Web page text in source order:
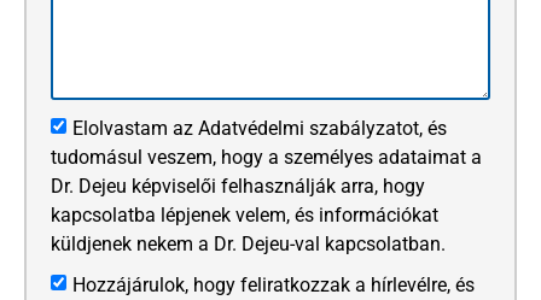
Elolvastam az Adatvédelmi szabályzatot, és
tudomásul veszem, hogy a személyes adataimat a
Dr. Dejeu képviselői felhasználják arra, hogy
kapcsolatba lépjenek velem, és információkat
küldjenek nekem a Dr. Dejeu-val kapcsolatban.
Hozzájárulok, hogy feliratkozzak a hírlevélre, és